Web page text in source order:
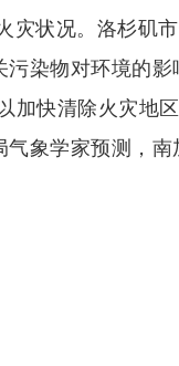
灾状况。洛杉矶市
污染物对环境的影
快清除火灾地区
气象学家预测，南